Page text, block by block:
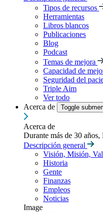
Tipos de recursos
Herramientas
Libros blancos
Publicaciones
Blog
Podcast
Temas de mejora
Capacidad de
Seguridad del
Triple Aim
Ver todo
Acerca de
Toggle
Acerca de
Durante más de 30
Descripción general
Visión, Misión,
Historia
Gente
Finanzas
Empleos
Noticias
Image